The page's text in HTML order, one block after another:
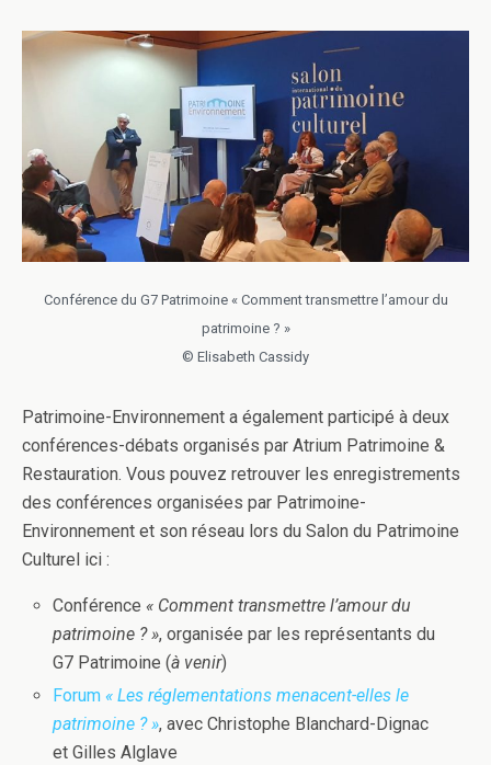
Conférence du G7 Patrimoine « Comment transmettre l’amour du
patrimoine ? »
© Elisabeth Cassidy
Patrimoine-Environnement a également participé à deux
conférences-débats organisés par Atrium Patrimoine &
Restauration. Vous pouvez retrouver les enregistrements
des conférences organisées par Patrimoine-
Environnement et son réseau lors du Salon du Patrimoine
Culturel ici :
Conférence « Comment transmettre l’amour du
patrimoine ? », organisée par les représentants du
G7 Patrimoine (à venir)
Forum « Les réglementations menacent-elles le
patrimoine ? », avec Christophe Blanchard-Dignac
et Gilles Alglave